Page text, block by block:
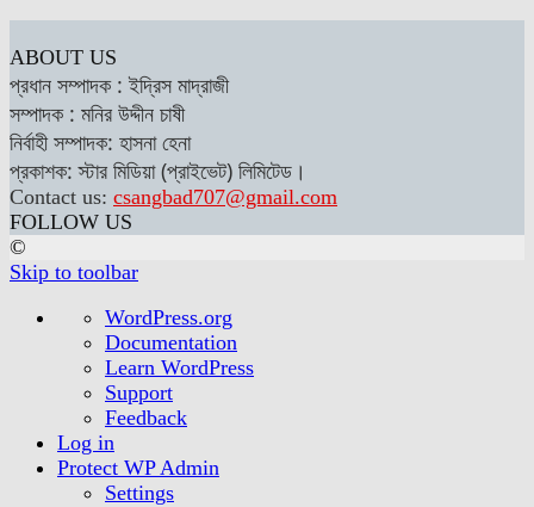
ABOUT US
প্রধান সম্পাদক : ইদ্রিস মাদ্রাজী
সম্পাদক : মনির উদ্দীন চাষী
নির্বাহী সম্পাদক: হাসনা হেনা
প্রকাশক: স্টার মিডিয়া (প্রাইভেট) লিমিটেড।
Contact us: csangbad707@gmail.com
FOLLOW US
©
Skip to toolbar
About
WordPress
WordPress.org
Documentation
Learn WordPress
Support
Feedback
Log in
Protect WP Admin
Settings